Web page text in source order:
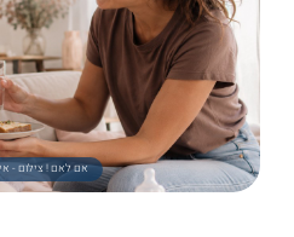
אם לאם ! צילום -